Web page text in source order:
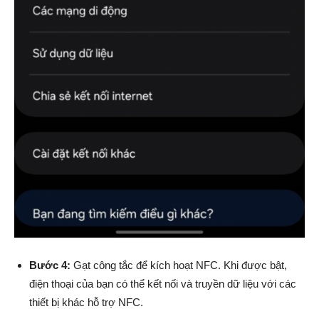
Bước 4: Gạt công tắc để kích hoạt NFC. Khi được bật,
điện thoại của bạn có thể kết nối và truyền dữ liệu với các
thiết bị khác hỗ trợ NFC.